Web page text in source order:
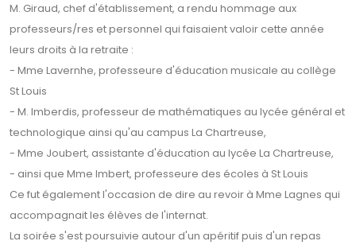
M. Giraud, chef d'établissement, a rendu hommage aux
professeurs/res et personnel qui faisaient valoir cette année
leurs droits à la retraite :
- Mme Lavernhe, professeure d'éducation musicale au collège
St Louis
- M. Imberdis, professeur de mathématiques au lycée général et
technologique ainsi qu'au campus La Chartreuse,
- Mme Joubert, assistante d'éducation au lycée La Chartreuse,
- ainsi que Mme Imbert, professeure des écoles à St Louis
Ce fut également l'occasion de dire au revoir à Mme Lagnes qui
accompagnait les élèves de l'internat.
La soirée s'est poursuivie autour d'un apéritif puis d'un repas